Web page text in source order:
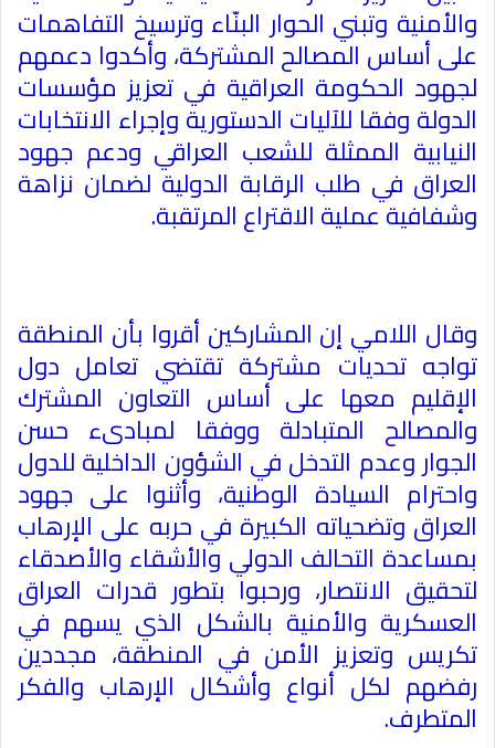
والأمنية وتبني الحوار البنّاء وترسيخ التفاهمات
على أساس المصالح المشتركة، وأكدوا دعمهم
لجهود الحكومة العراقية في تعزيز مؤسسات
الدولة وفقا للآليات الدستورية وإجراء الانتخابات
النيابية الممثلة للشعب العراقي ودعم جهود
العراق في طلب الرقابة الدولية لضمان نزاهة
وشفافية عملية الاقتراع المرتقبة.
وقال اللامي إن المشاركين أقروا بأن المنطقة
تواجه تحديات مشتركة تقتضي تعامل دول
الإقليم معها على أساس التعاون المشترك
والمصالح المتبادلة ووفقا لمبادىء حسن
الجوار وعدم التدخل في الشؤون الداخلية للدول
واحترام السيادة الوطنية، وأثنوا على جهود
العراق وتضحياته الكبيرة في حربه على الإرهاب
بمساعدة التحالف الدولي والأشقاء والأصدقاء
لتحقيق الانتصار، ورحبوا بتطور قدرات العراق
العسكرية والأمنية بالشكل الذي يسهم في
تكريس وتعزيز الأمن في المنطقة، مجددين
رفضهم لكل أنواع وأشكال الإرهاب والفكر
المتطرف.